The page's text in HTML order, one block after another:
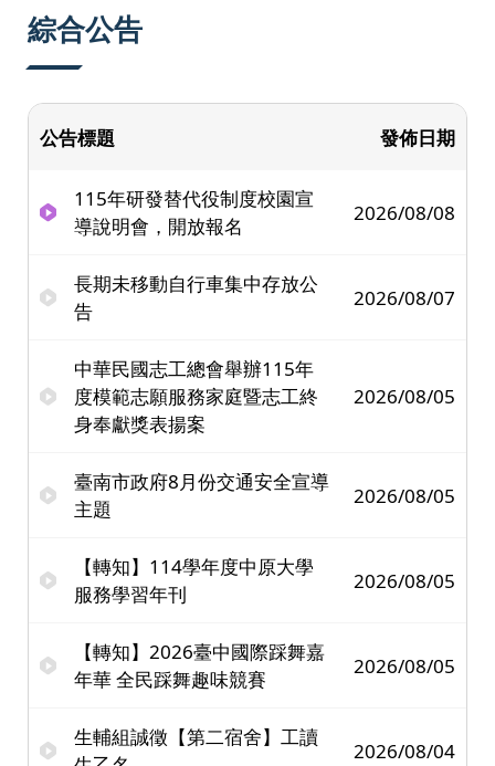
綜合公告
公告標題 發佈日期
115年研發替代役制度校園宣
導說明會，開放報名
2026/08/08
長期未移動自行車集中存放公
告
2026/08/07
中華民國志工總會舉辦115年
度模範志願服務家庭暨志工終
身奉獻獎表揚案
2026/08/05
臺南市政府8月份交通安全宣導
主題
2026/08/05
【轉知】114學年度中原大學
服務學習年刊
2026/08/05
【轉知】2026臺中國際踩舞嘉
年華 全民踩舞趣味競賽
2026/08/05
生輔組誠徵【第二宿舍】工讀
2026/08/04